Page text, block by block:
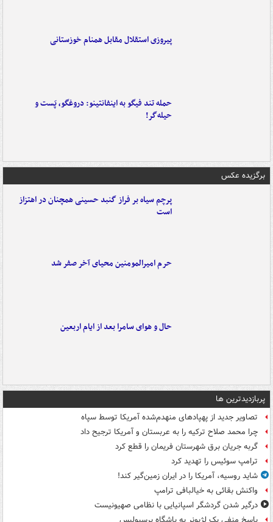
پیروزی استقلال مقابل همنام خوزستانی
حمله تند فیگو به اینفانتینو: دروغگو، پَست‌ و
حیله‌گر!
برگزیده عکس
پرچم سیاه بر فراز گنبد حسینی همچنان در اهتزاز
است
حرم امیرالمومنین محیای آخر صفر شد
حال و هوای سامرا بعد از ایام اربعین
پربازدیدترین ها
تصاویر جدید از پهپادهای منهدم‌شده آمریکا توسط سپاه
چرا محمد صلاح ترکیه را به عربستان و آمریکا ترجیح داد
گربه جریان برق شهرستان فریمان را قطع کرد
ترامپ سوئیس را تهدید کرد
شاید روسیه، آمریکا را در ایران زمین‌گیر کند!
واکنش بقائی به خیالبافی ترامپ
درگیر شدن گردشگر اسپانیایی با نظامی صهیونیست